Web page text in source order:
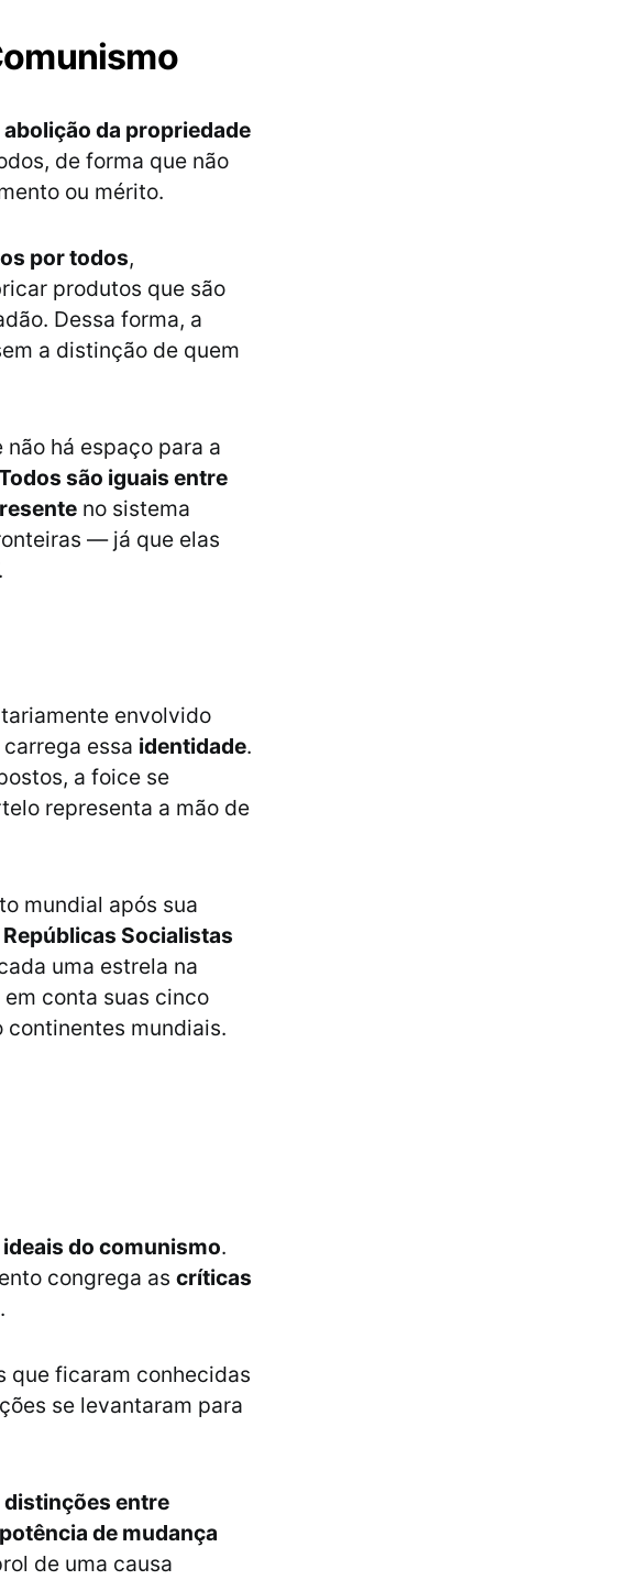
abolição da propriedade
de forma que não
ou mérito.
por todos,
produtos que são
Dessa forma, a
a distinção de quem
há espaço para a
são iguais entre
no sistema
— já que elas
envolvido
essa identidade.
a foice se
representa a mão de
mundial após sua
Socialistas
uma estrela na
conta suas cinco
continentes mundiais.
ideais do comunismo.
congrega as críticas
que ficaram conhecidas
se levantaram para
distinções entre
de mudança
de uma causa